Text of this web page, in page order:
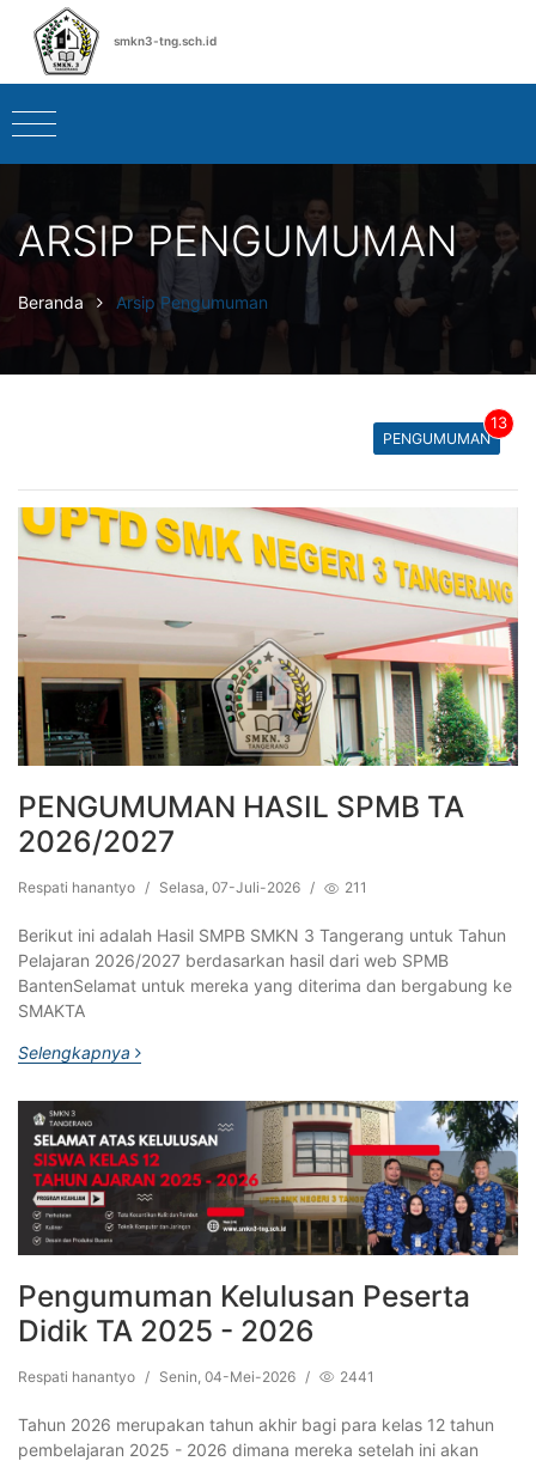
smkn3-tng.sch.id
ARSIP PENGUMUMAN
Beranda Arsip Pengumuman
13
PENGUMUMAN
PENGUMUMAN HASIL SPMB TA
2026/2027
Respati hanantyo / Selasa, 07-Juli-2026 / 211
Berikut ini adalah Hasil SMPB SMKN 3 Tangerang untuk Tahun
Pelajaran 2026/2027 berdasarkan hasil dari web SPMB
BantenSelamat untuk mereka yang diterima dan bergabung ke
SMAKTA
Selengkapnya
Pengumuman Kelulusan Peserta
Didik TA 2025 - 2026
Respati hanantyo / Senin, 04-Mei-2026 / 2441
Tahun 2026 merupakan tahun akhir bagi para kelas 12 tahun
pembelajaran 2025 - 2026 dimana mereka setelah ini akan